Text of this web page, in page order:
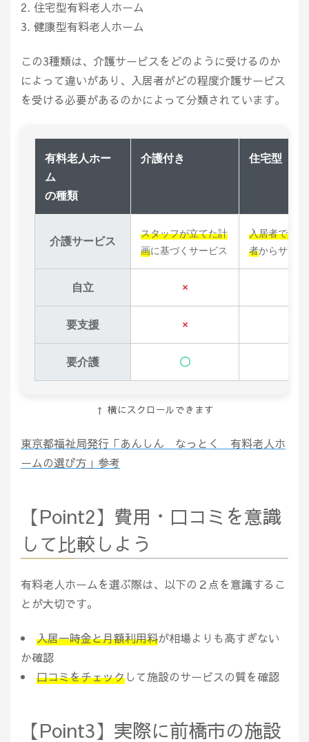
住宅型有料老人ホーム
健康型有料老人ホーム
この3種類は、介護サービスをどのように受けるのか
によって違いがあり、入居者がどの程度介護サービス
を受ける必要があるのかによって分類されています。
有料老人ホー
ム
の種類
介護付き 住宅型
介護サービス
スタッフが立てた計
画に基づくサービス
入居者で契
者からサー
自立 ×
要支援 ×
要介護 〇
↑ 横にスクロールできます
東京都福祉局発行「あんしん なっとく 有料老人ホ
ームの選び方」参考
【Point2】費用・口コミを意識
して比較しよう
有料老人ホームを選ぶ際は、以下の２点を意識するこ
とが大切です。
入居一時金と月額利用料が相場よりも高すぎない
か確認
口コミをチェックして施設のサービスの質を確認
【Point3】実際に前橋市の施設